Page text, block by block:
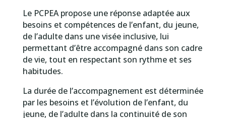
Le PCPEA propose une réponse adaptée aux
besoins et compétences de l’enfant, du jeune,
de l’adulte dans une visée inclusive, lui
permettant d’être accompagné dans son cadre
de vie, tout en respectant son rythme et ses
habitudes.
La durée de l’accompagnement est déterminée
par les besoins et l’évolution de l’enfant, du
jeune, de l’adulte dans la continuité de son